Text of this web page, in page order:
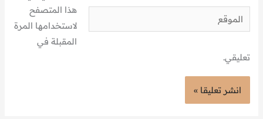
الموقع
هذا المتصفح
لاستخدامها المرة
المقبلة في
تعليقي.